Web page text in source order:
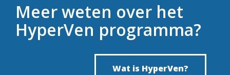
Meer weten over het
HyperVen programma?
Wat is HyperVen?